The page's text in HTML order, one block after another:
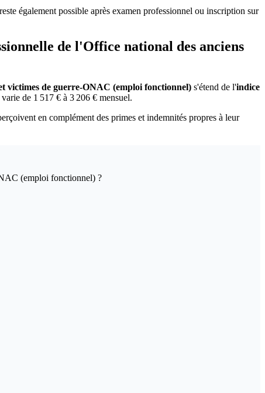
également possible après examen professionnel ou inscription sur
de l'Office national des anciens
victimes de guerre-ONAC (emploi fonctionnel) s'étend de l'indice
de 1 517 € à 3 206 € mensuel.
en complément des primes et indemnités propres à leur
(emploi fonctionnel) ?